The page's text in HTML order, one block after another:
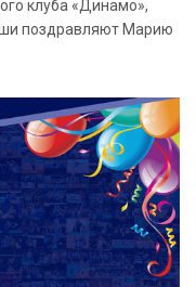
клуба «Динамо»,
поздравляют Марию